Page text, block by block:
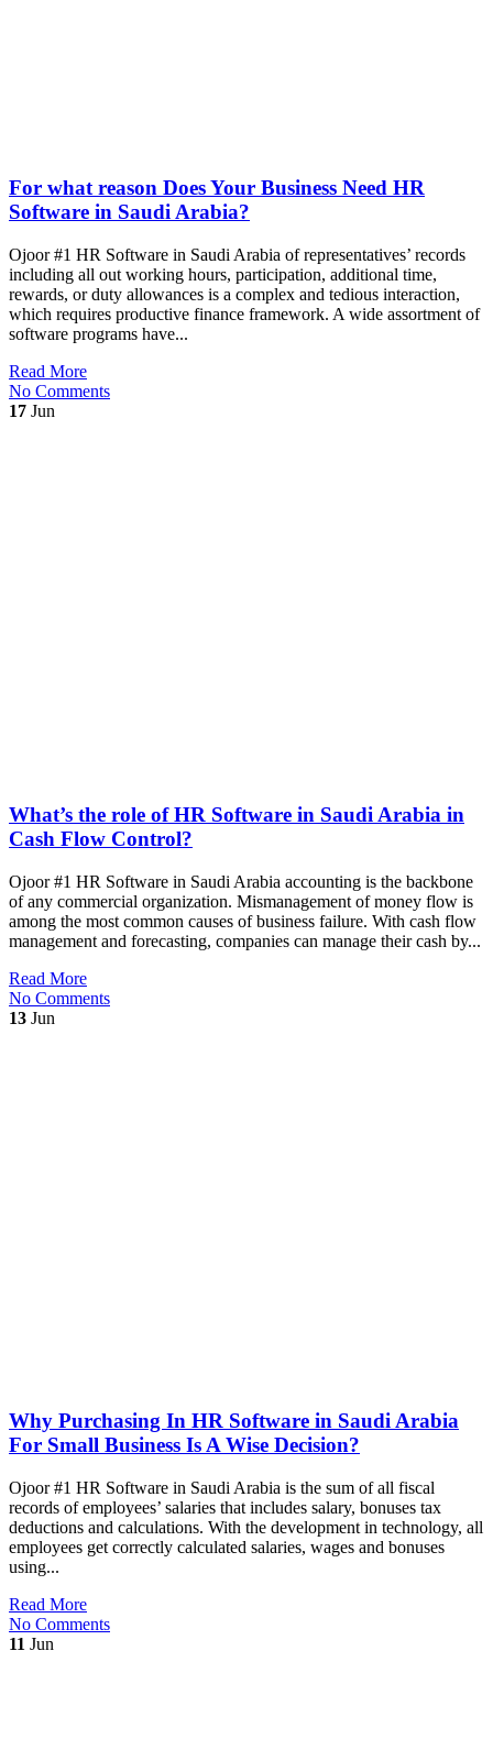
For what reason Does Your Business Need HR
Software in Saudi Arabia?
Ojoor #1 HR Software in Saudi Arabia of representatives’ records
including all out working hours, participation, additional time,
rewards, or duty allowances is a complex and tedious interaction,
which requires productive finance framework. A wide assortment of
software programs have...
Read More
No Comments
17 Jun
What’s the role of HR Software in Saudi Arabia in
Cash Flow Control?
Ojoor #1 HR Software in Saudi Arabia accounting is the backbone
of any commercial organization. Mismanagement of money flow is
among the most common causes of business failure. With cash flow
management and forecasting, companies can manage their cash by...
Read More
No Comments
13 Jun
Why Purchasing In HR Software in Saudi Arabia
For Small Business Is A Wise Decision?
Ojoor #1 HR Software in Saudi Arabia is the sum of all fiscal
records of employees’ salaries that includes salary, bonuses tax
deductions and calculations. With the development in technology, all
employees get correctly calculated salaries, wages and bonuses
using...
Read More
No Comments
11 Jun